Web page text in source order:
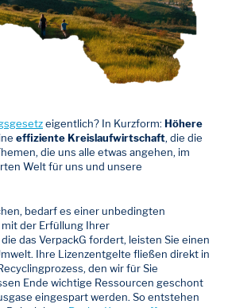
eigentlich? In Kurzform: Höhere
effiziente Kreislaufwirtschaft, die die
die uns alle etwas angehen, im
Welt für uns und unsere
bedarf es einer unbedingten
der Erfüllung Ihrer
das VerpackG fordert, leisten Sie einen
Ihre Lizenzentgelte fließen direkt in
den wir für Sie
Ende wichtige Ressourcen geschont
eingespart werden. So entstehen